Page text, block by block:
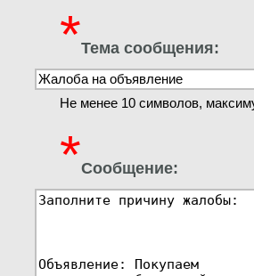
*Тема сообщения:
Не менее 10 символов,
*Сообщение: